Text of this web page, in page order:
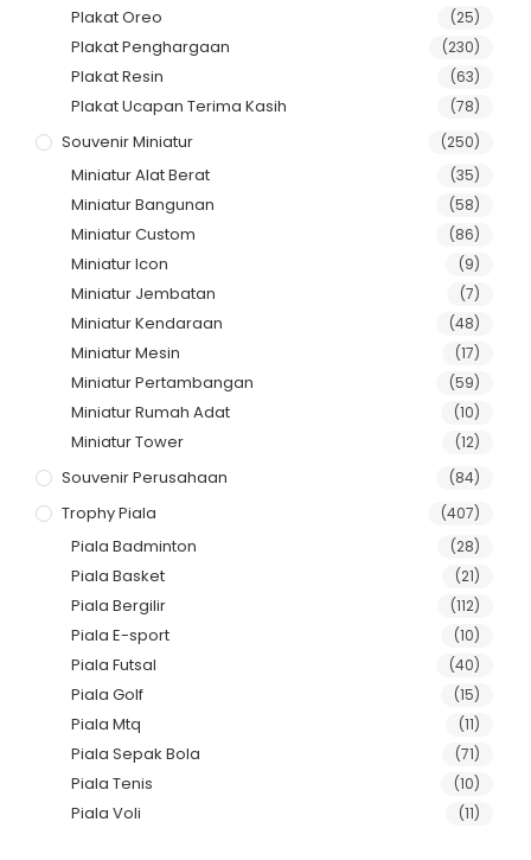
Plakat Oreo (25)
Plakat Penghargaan (230)
Plakat Resin (63)
Plakat Ucapan Terima Kasih (78)
Souvenir Miniatur (250)
Miniatur Alat Berat (35)
Miniatur Bangunan (58)
Miniatur Custom (86)
Miniatur Icon (9)
Miniatur Jembatan (7)
Miniatur Kendaraan (48)
Miniatur Mesin (17)
Miniatur Pertambangan (59)
Miniatur Rumah Adat (10)
Miniatur Tower (12)
Souvenir Perusahaan (84)
Trophy Piala (407)
Piala Badminton (28)
Piala Basket (21)
Piala Bergilir (112)
Piala E-sport (10)
Piala Futsal (40)
Piala Golf (15)
Piala Mtq (11)
Piala Sepak Bola (71)
Piala Tenis (10)
Piala Voli (11)